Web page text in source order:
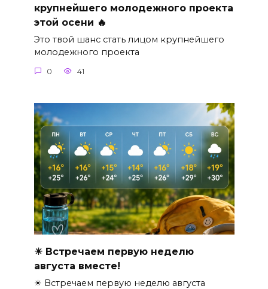
крупнейшего молодежного проекта
этой осени 🔥
Это твой шанс стать лицом крупнейшего
молодежного проекта
0 41
☀ Встречаем первую неделю
августа вместе!
☀ Встречаем первую неделю августа